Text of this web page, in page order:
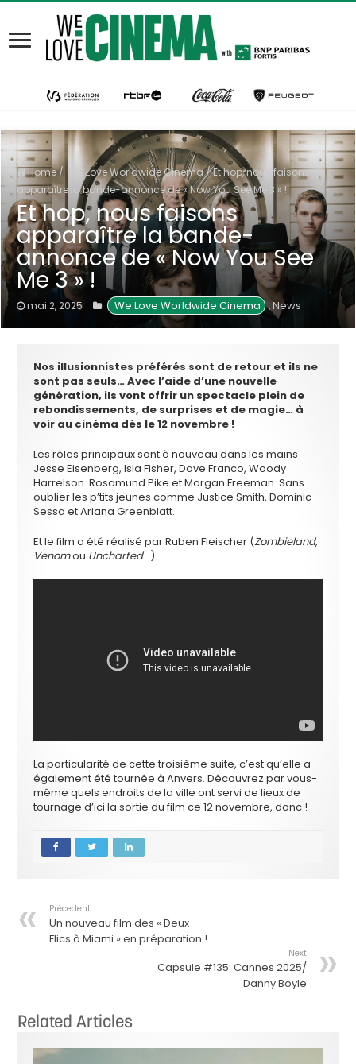
Home/ We Love Worldwide Cinema/Et hop, nous faisons
apparaître la bande-annonce de « Now You See Me 3 » !
Et hop, nous faisons
apparaître la bande-
annonce de « Now You See
Me 3 » !
mai 2, 2025 We Love Worldwide Cinema ,News
Nos illusionnistes préférés sont de retour et ils ne
sont pas seuls… Avec l’aide d’une nouvelle
génération, ils vont offrir un spectacle plein de
rebondissements, de surprises et de magie… à
voir au cinéma dès le 12 novembre !
Les rôles principaux sont à nouveau dans les mains
Jesse Eisenberg, Isla Fisher, Dave Franco, Woody
Harrelson. Rosamund Pike et Morgan Freeman. Sans
oublier les p’tits jeunes comme Justice Smith, Dominic
Sessa et Ariana Greenblatt.
Et le film a été réalisé par Ruben Fleischer (Zombieland,
Venomou Uncharted…).
La particularité de cette troisième suite, c’est qu’elle a
également été tournée à Anvers. Découvrez par vous-
même quels endroits de la ville ont servi de lieux de
tournage d’ici la sortie du film ce 12 novembre, donc !
Précedent
Un nouveau film des « Deux
Flics à Miami » en préparation !
Next
Capsule #135: Cannes 2025/
Danny Boyle
Related Articles